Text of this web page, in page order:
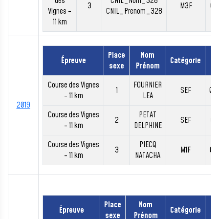
Vignes -
11 km
3
CNIL_Prenom_328
M3F
2019
Épreuve
Place
sexe
Nom
Prénom
Catégorie
Course des Vignes
- 11 km
1
FOURNIER
LEA
SEF
Course des Vignes
- 11 km
2
PETAT
DELPHINE
SEF
Course des Vignes
- 11 km
3
PIECQ
NATACHA
M1F
Épreuve
Place
sexe
Nom
Prénom
Catégorie